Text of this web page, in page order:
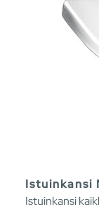
Istuinkansi
Istuinkansi